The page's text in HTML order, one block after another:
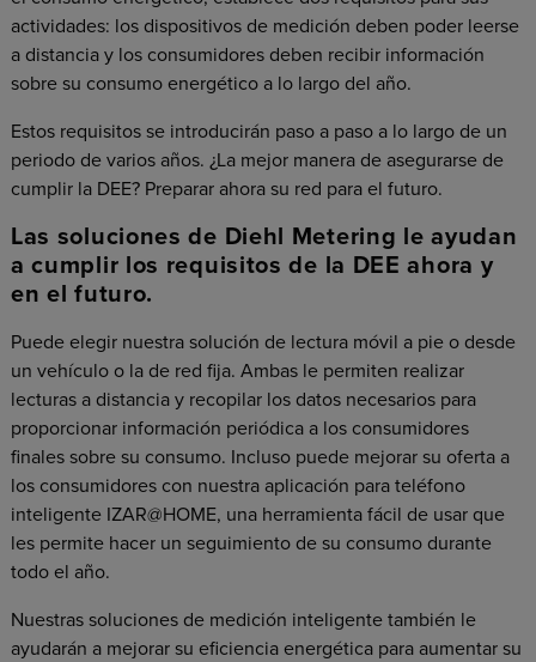
actividades: los dispositivos de medición deben poder leerse
a distancia y los consumidores deben recibir información
sobre su consumo energético a lo largo del año.
Estos requisitos se introducirán paso a paso a lo largo de un
periodo de varios años. ¿La mejor manera de asegurarse de
cumplir la DEE? Preparar ahora su red para el futuro.
Las soluciones de Diehl Metering le ayudan
a cumplir los requisitos de la DEE ahora y
en el futuro.
Puede elegir nuestra solución de lectura móvil a pie o desde
un vehículo o la de red fija. Ambas le permiten realizar
lecturas a distancia y recopilar los datos necesarios para
proporcionar información periódica a los consumidores
finales sobre su consumo. Incluso puede mejorar su oferta a
los consumidores con nuestra aplicación para teléfono
inteligente IZAR@HOME, una herramienta fácil de usar que
les permite hacer un seguimiento de su consumo durante
todo el año.
Nuestras soluciones de medición inteligente también le
ayudarán a mejorar su eficiencia energética para aumentar su